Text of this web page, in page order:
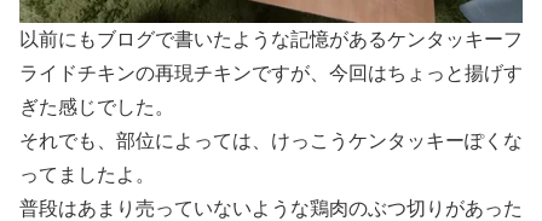
以前にもブログで書いたような記憶があるケンタッキーフ
ライドチキンの再現チキンですが、今回はちょっと揚げす
ぎた感じでした。
それでも、部位によっては、けっこうケンタッキーぽくな
ってましたよ。
普段はあまり売っていないような鶏肉のぶつ切りがあった